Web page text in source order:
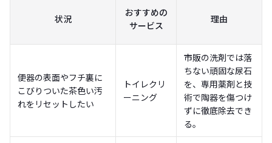
状況
おすすめの
サービス
理由
便器の表面やフチ裏に
こびりついた茶色い汚
れをリセットしたい
トイレクリ
ーニング
市販の洗剤では落
ちない頑固な尿石
を、専用薬剤と技
術で陶器を傷つけ
ずに徹底除去でき
る。